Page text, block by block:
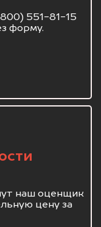
551-81-15
форму.
наш оценщик
цену за